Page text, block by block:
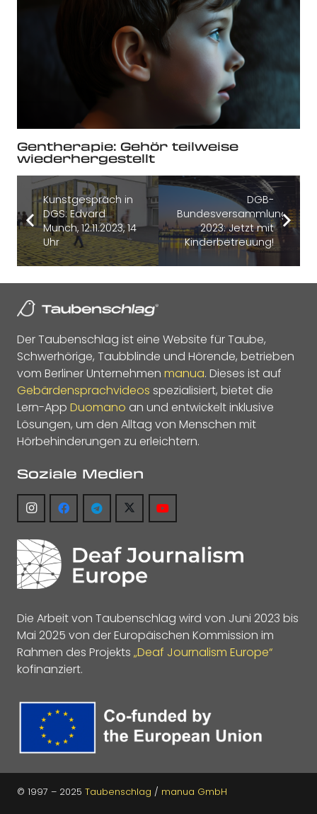
Gentherapie: Gehör teilweise
wiederhergestellt
Kunstgespräch in
DGS: Edvard
Munch, 12.11.2023, 14
Uhr
DGB-
Bundesversammlung
2023: Jetzt mit
Kinderbetreuung!
Der Taubenschlag ist eine Website für Taube,
Schwerhörige, Taubblinde und Hörende, betrieben
vom Berliner Unternehmen manua. Dieses ist auf
Gebärdensprachvideos spezialisiert, bietet die
Lern-App Duomano an und entwickelt inklusive
Lösungen, um den Alltag von Menschen mit
Hörbehinderungen zu erleichtern.
Soziale Medien
Die Arbeit von Taubenschlag wird von Juni 2023 bis
Mai 2025 von der Europäischen Kommission im
Rahmen des Projekts „Deaf Journalism Europe“
kofinanziert.
© 1997 – 2025 Taubenschlag / manua GmbH